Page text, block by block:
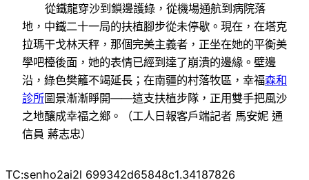
從鐵龍穿沙到鎖邊護綠，從機場通航到病院落
地，中鐵二十一局的扶植腳步從未停歇。現在，在塔克
拉瑪干戈林天秤，那個完美主義者，正坐在她的平衡美
學吧檯後面，她的表情已經到達了崩潰的邊緣。壁邊
沿，綠色樊籬不竭延長；在南疆的村落牧區，幸福森和
診所圖景漸漸睜開——這支扶植步隊，正用雙手把風沙
之地釀成幸福之鄉。（工人日報客戶端記者 馬安妮 通
信員 蔣志忠）
TC:senho2ai2l 699342d65848c1.34187826